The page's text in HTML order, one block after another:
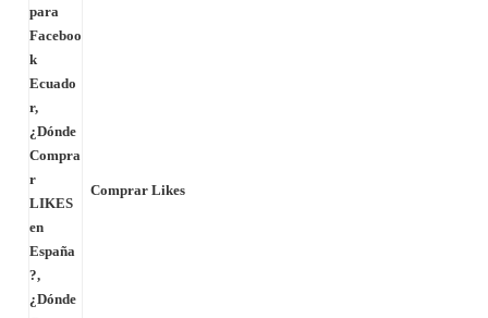
Comprar Likes